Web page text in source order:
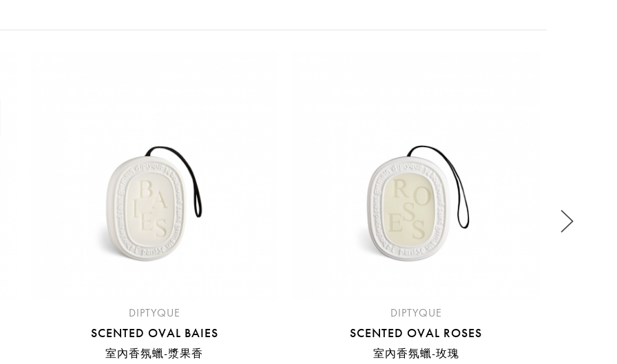
臺北松山機場(TSA)
臺中國際機場(RMQ)
高雄國際機場(KHH)
您必須登入才有辦法使用喜愛清單！
DIPTYQUE
SCENTED OVAL BAIES
室內香氛蠟-漿果香
DIPTYQUE
SCENTED OVAL ROSES
室內香氛蠟-玫瑰